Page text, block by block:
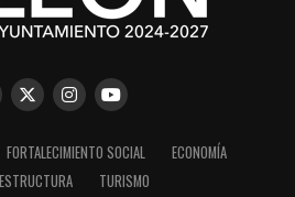
FORTALECIMIENTO SOCIAL
ECONOMÍA
TURISMO